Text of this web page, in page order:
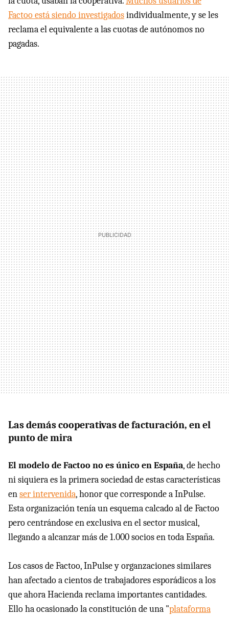
Factoo está siendo investigadosindividualmente, y se les
reclama el equivalente a las cuotas de autónomos no
pagadas.
Las demás cooperativas de facturación, en el
punto de mira
El modelo de Factoo no es único en España, de hecho
ni siquiera es la primera sociedad de estas características
enser intervenida, honor que corresponde a InPulse.
Esta organización tenía un esquema calcado al de Factoo
pero centrándose en exclusiva en el sector musical,
llegando a alcanzar más de 1.000 socios en toda España.
Los casos de Factoo, InPulse y organzaciones similares
han afectado a cientos de trabajadores esporádicos a los
que ahora Hacienda reclama importantes cantidades.
Ello ha ocasionado la constitución de una "plataforma